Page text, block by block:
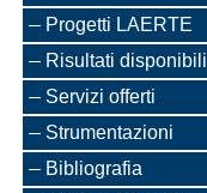
Progetti LAERTE
Risultati disponibili
Servizi offerti
Strumentazioni
Bibliografia